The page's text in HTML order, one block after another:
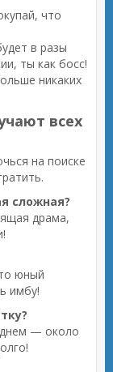
что
в разы
ты как босс!
никаких
всех
на поиске
сложная?
драма,
юный
имбу!
— около